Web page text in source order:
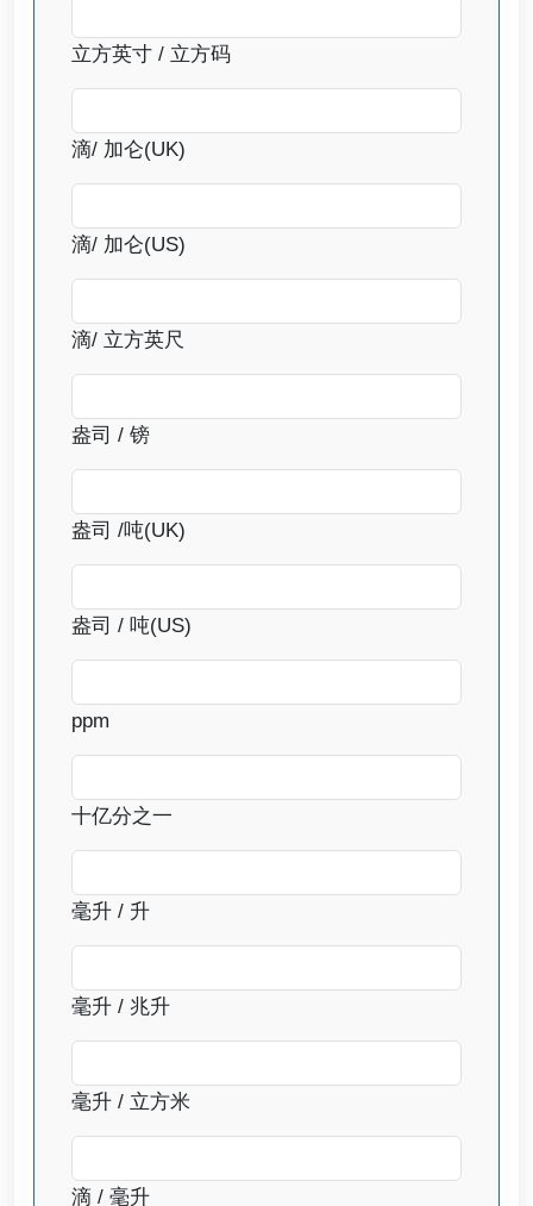
立方英寸 / 立方码
滴/ 加仑(UK)
滴/ 加仑(US)
滴/ 立方英尺
盎司 / 镑
盎司 /吨(UK)
盎司 / 吨(US)
ppm
十亿分之一
毫升 / 升
毫升 / 兆升
毫升 / 立方米
滴 / 毫升